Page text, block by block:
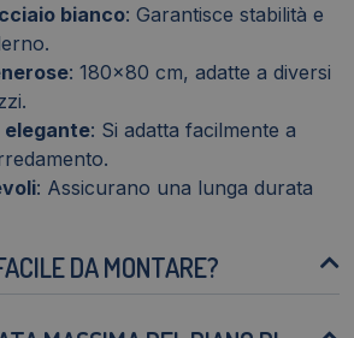
bianco: Garantisce stabilità e
: 180x80 cm, adatte a diversi
elegante: Si adatta facilmente a
: Assicurano una lunga durata
DA MONTARE?